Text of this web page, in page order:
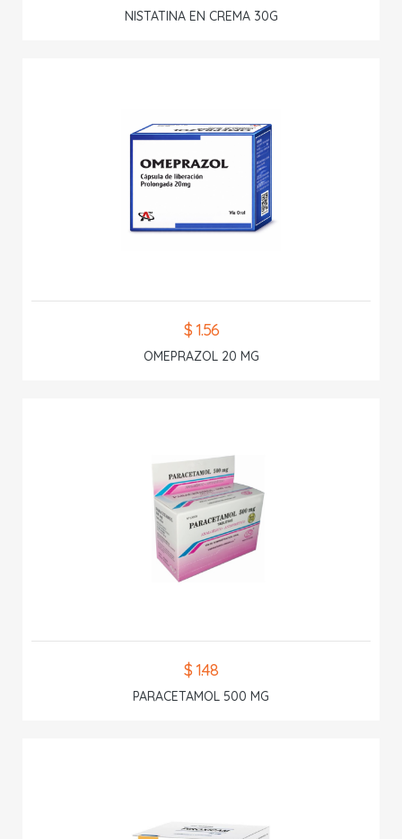
NISTATINA EN CREMA 30G
$ 1.56
OMEPRAZOL 20 MG
$ 1.48
PARACETAMOL 500 MG